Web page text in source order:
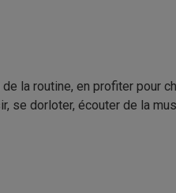
la routine, en profiter pour
dorloter, écouter de la